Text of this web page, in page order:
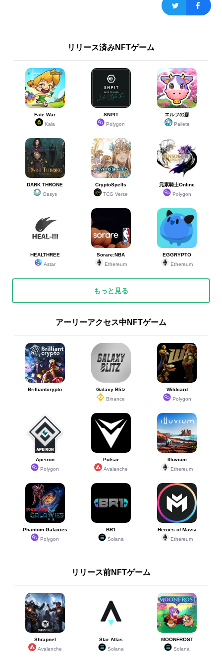
リリース済みNFTゲーム
Fate War
Kaia
SNPIT
Polygon
エルフの森
Pallete
DARK THRONE
Oasys
CryptoSpells
TCG Verse
元素騎士Online
Polygon
HEALTHREE
Astar
Sorare:NBA
Ethereum
EGGRYPTO
Ethereum
もっと見る
アーリーアクセス中NFTゲーム
Brilliantcrypto
Galaxy Blitz
Binance
Wildcard
Polygon
Apeiron
Polygon
Pulsar
Avalanche
Illuvium
Ethereum
Phantom Galaxies
Polygon
BR1
Solana
Heroes of Mavia
Ethereum
リリース前NFTゲーム
Shrapnel
Avalanche
Star Atlas
Solana
MOONFROST
Solana